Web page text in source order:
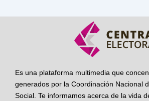
Es una plataforma multimedia que
generados por la Coordinación Nacional
Social. Te informamos acerca de la vida